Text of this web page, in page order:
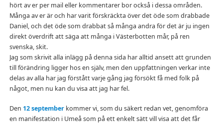
hört av er per mail eller kommentarer bor också i dessa områden.
Många av er är och har varit förskräckta över det öde som drabbade
Daniel, och det öde som drabbat så många andra för det är ju ingen
direkt överdrift att säga att många i Västerbotten mår, på ren
svenska, skit.
Jag som skrivit alla inlägg på denna sida har alltid ansett att grunden
till förändring ligger hos en själv, men den uppfattningen verkar inte
delas av alla har jag förstått varje gång jag försökt få med folk på
något, men nu kan du visa att jag har fel.
Den 12 septemberkommer vi, som du säkert redan vet, genomföra
en manifestation i Umeå som på ett enkelt sätt vill visa att det får